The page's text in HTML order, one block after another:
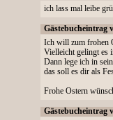
ich lass mal leibe
Gästebucheintrag
Ich will zum frohen
Vielleicht gelingt es
Dann lege ich in
das soll es dir als
Frohe Ostern
Gästebucheintrag